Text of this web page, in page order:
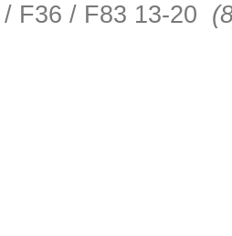
F36 / F83 13-20